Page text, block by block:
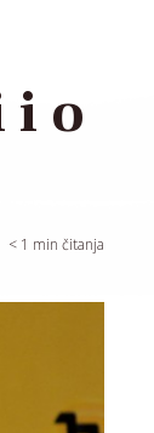
i o
< 1 min čitanja